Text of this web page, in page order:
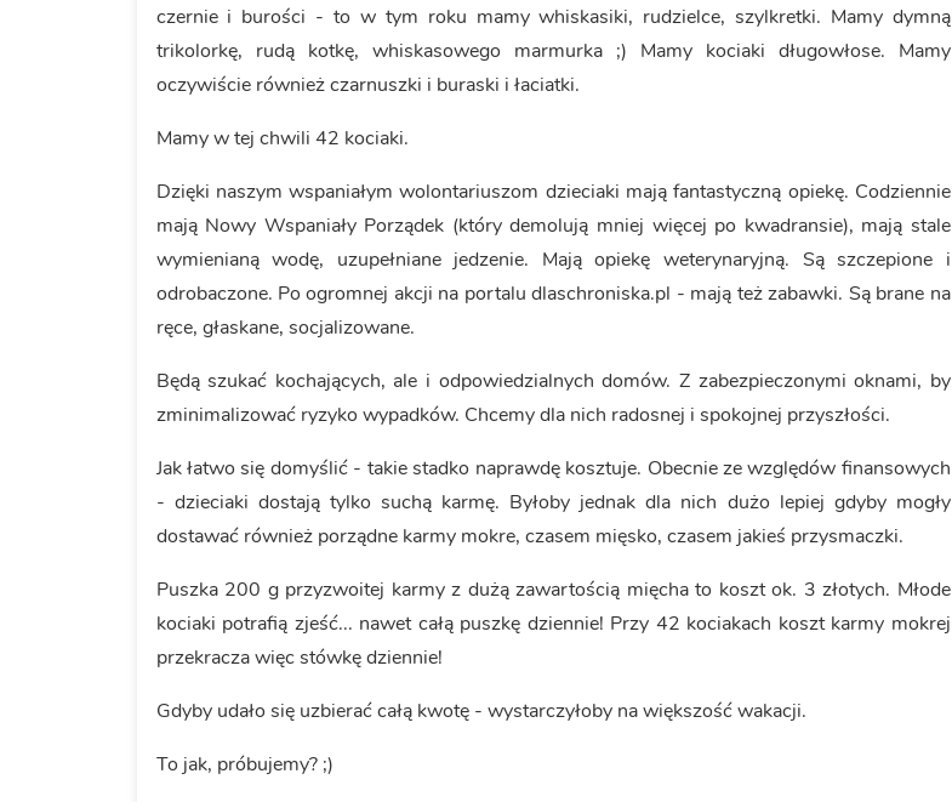
czernie i burości - to w tym roku mamy whiskasiki, rudzielce, szylkretki. Mamy dymną
trikolorkę, rudą kotkę, whiskasowego marmurka ;) Mamy kociaki długowłose. Mamy
oczywiście również czarnuszki i buraski i łaciatki.
Mamy w tej chwili 42 kociaki.
Dzięki naszym wspaniałym wolontariuszom dzieciaki mają fantastyczną opiekę. Codziennie
mają Nowy Wspaniały Porządek (który demolują mniej więcej po kwadransie), mają stale
wymienianą wodę, uzupełniane jedzenie. Mają opiekę weterynaryjną. Są szczepione i
odrobaczone. Po ogromnej akcji na portalu dlaschroniska.pl - mają też zabawki. Są brane na
ręce, głaskane, socjalizowane.
Będą szukać kochających, ale i odpowiedzialnych domów. Z zabezpieczonymi oknami, by
zminimalizować ryzyko wypadków. Chcemy dla nich radosnej i spokojnej przyszłości.
Jak łatwo się domyślić - takie stadko naprawdę kosztuje. Obecnie ze względów finansowych
- dzieciaki dostają tylko suchą karmę. Byłoby jednak dla nich dużo lepiej gdyby mogły
dostawać również porządne karmy mokre, czasem mięsko, czasem jakieś przysmaczki.
Puszka 200 g przyzwoitej karmy z dużą zawartością mięcha to koszt ok. 3 złotych. Młode
kociaki potrafią zjeść... nawet całą puszkę dziennie! Przy 42 kociakach koszt karmy mokrej
przekracza więc stówkę dziennie!
Gdyby udało się uzbierać całą kwotę - wystarczyłoby na większość wakacji.
To jak, próbujemy? ;)